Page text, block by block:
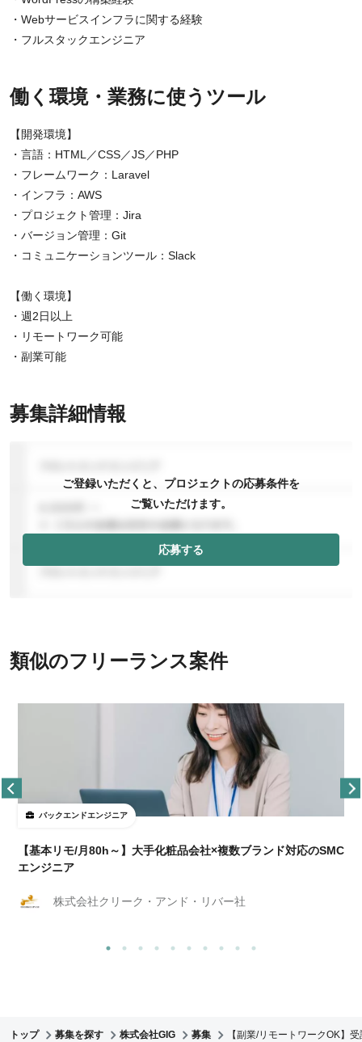
・Webサービスインフラに関する経験
・フルスタックエンジニア
働く環境・業務に使うツール
【開発環境】
・言語：HTML／CSS／JS／PHP
・フレームワーク：Laravel
・インフラ：AWS
・プロジェクト管理：Jira
・バージョン管理：Git
・コミュニケーションツール：Slack
【働く環境】
・週2日以上
・リモートワーク可能
・副業可能
募集詳細情報
ご登録いただくと、プロジェクトの応募条件を
ご覧いただけます。
応募する
類似のフリーランス案件
バックエンドエンジニア
【基本リモ/月80h～】大手化粧品会社×複数ブランド対応のSMC
エンジニア
株式会社クリーク・アンド・リバー社
トップ 募集を探す 株式会社GIG 募集 【副業/リモートワークOK】